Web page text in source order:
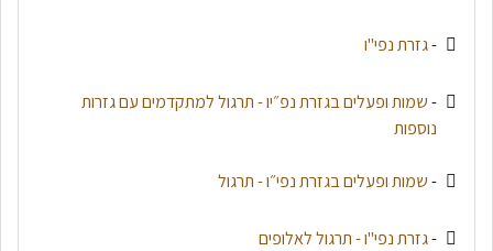
-גזרת נפי"ו
-שמות ופעלים בגזרת נפ״יו - תרגול למתקדמים עם גזרות
נוספות
-שמות ופעלים בגזרת נפי״ו - תרגול
-גזרת נפי"ו - תרגול לאלופים